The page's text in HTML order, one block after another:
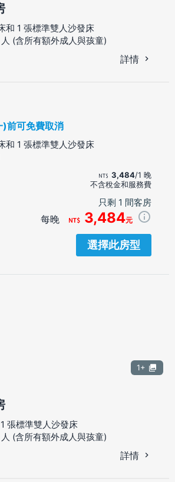
和 1 張標準雙人沙發床
(含所有額外成人與孩童)
詳情
前可免費取消
和 1 張標準雙人沙發床
3,484/1 晚
不含稅金和服務費
只剩 1 間客房
每晚 3,484元
選擇此房型
1+
張標準雙人沙發床
(含所有額外成人與孩童)
詳情